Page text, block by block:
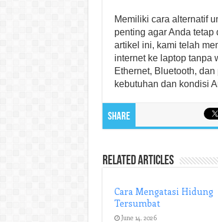
Memiliki cara alternatif
penting agar Anda
artikel ini, kami telah
internet ke laptop tanpa
Ethernet, Bluetooth,
kebutuhan dan kondisi
Share
Related Articles
Cara Mengatasi Hidung
Tersumbat
June 14, 2026